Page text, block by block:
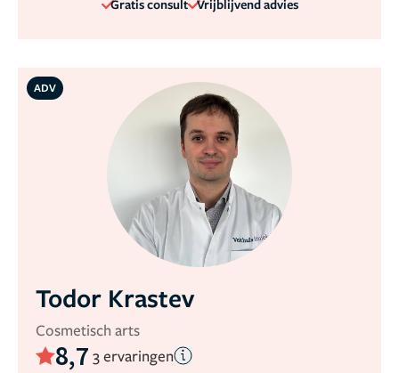
Gratis consult Vrijblijvend advies
ADV
Todor Krastev
Cosmetisch arts
8,7 3 ervaringen